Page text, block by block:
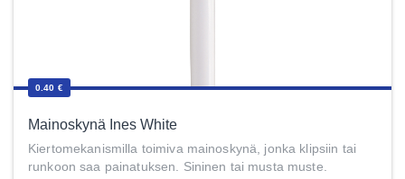
0.40 €
Mainoskynä Ines White
Kiertomekanismilla toimiva mainoskynä, jonka klipsiin tai
runkoon saa painatuksen. Sininen tai musta muste.